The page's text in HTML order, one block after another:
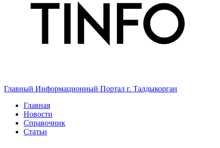
Главный Информационный Портал г. Талдыкорган
Главная
Новости
Справочник
Статьи